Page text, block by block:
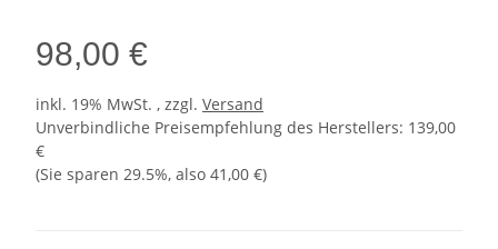
98,00 €
inkl. 19% MwSt. , zzgl. Versand
Unverbindliche Preisempfehlung des Herstellers: 139,00
€
(Sie sparen 29.5%, also 41,00 €)